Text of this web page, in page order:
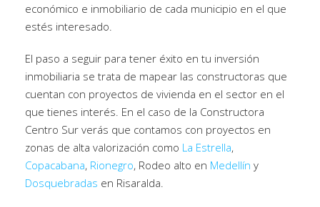
económico e inmobiliario de cada municipio en el que
estés interesado.
El paso a seguir para tener éxito en tu inversión
inmobiliaria se trata de mapear las constructoras que
cuentan con proyectos de vivienda en el sector en el
que tienes interés. En el caso de la Constructora
Centro Sur verás que contamos con proyectos en
zonas de alta valorización como La Estrella,
Copacabana, Rionegro, Rodeo alto en Medellín y
Dosquebradas en Risaralda.